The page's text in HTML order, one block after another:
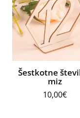
Šestkotne
miz
10,00€